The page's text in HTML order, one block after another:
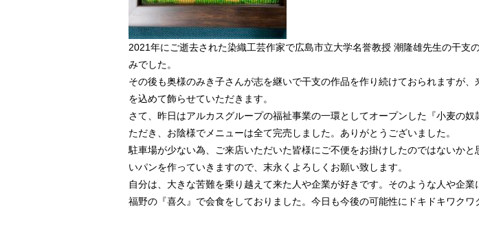
2021年にご逝去された染織工芸作家で広島市立大学名誉教授 潮隆雄先生の干
みでした。
その後も奥様のみき子さんが志を継いで干支の作品を作り続けておられますが
を込めて飾らせていただきます。
さて、昨日はアルカスグループの福祉事業の一環としてオープンした『小麦の
ただき、お陰様でメニューは全て完売しました。ありがとうございました。
駐車場が少ない為、ご来店いただいた皆様にご不便をお掛けしたのではないか
いパンを作っていきますので、末永くよろしくお願い致します。
自分は、大きな苦難を乗り越えて来た人や企業が好きです。そのような人や企
福野の『喜久』で会食をしておりました。今日も今後の可能性にドキドキワクワ